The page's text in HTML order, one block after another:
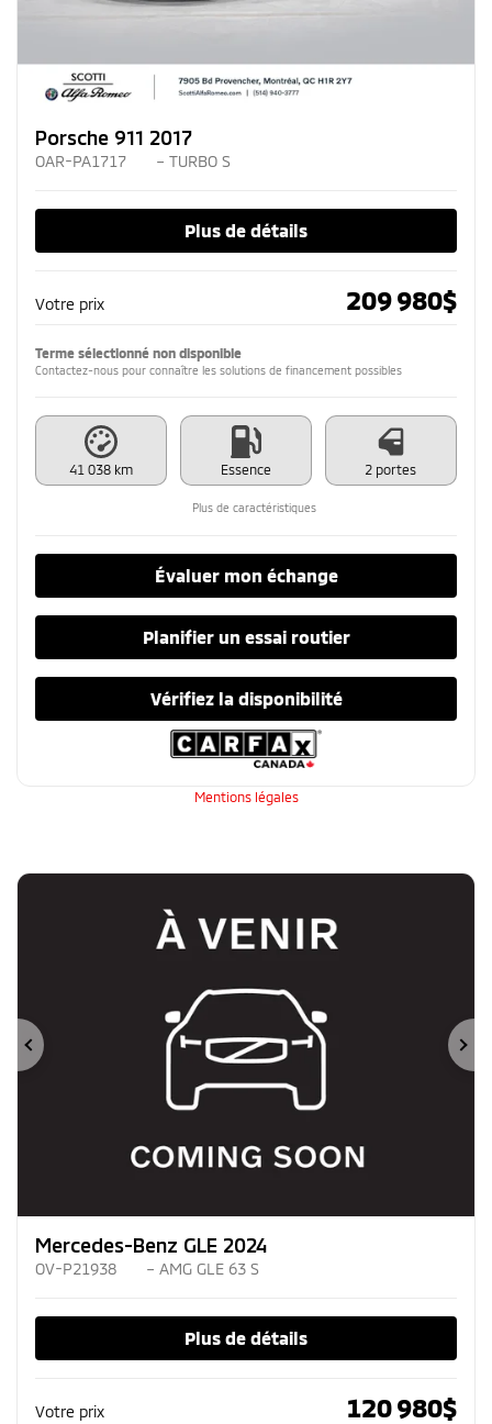
Porsche 911 2017
OAR-PA1717 – TURBO S
Plus de détails
Votre prix 209 980$
Terme sélectionné non disponible
Contactez-nous pour connaître les solutions de financement possibles
41 038 km Essence 2 portes
Plus de caractéristiques
Évaluer mon échange
Planifier un essai routier
Vérifiez la disponibilité
Mentions légales
Précédent
Mercedes-Benz GLE 2024
OV-P21938 – AMG GLE 63 S
Plus de détails
Votre prix 120 980$